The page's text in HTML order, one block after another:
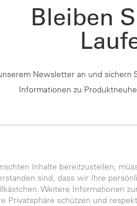
Bleiben
Newsletter an und
Informationen zu
Inhalte bereitzustellen,
sind, dass wir Ihre
Weitere Informationen
Privatsphäre schützen und